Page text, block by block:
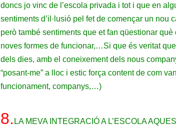
doncs jo vinc de l’escola privada i tot i que en
sentiments d’il·lusió pel fet de començar un
però també sentiments que et fan qüestionar
noves formes de funcionar,…Si que és veritat
dels dies, amb el coneixement dels nous
“posant-me” a lloc i estic força content de com
funcionament, companys,…)
8. LA MEVA INTEGRACIÓ A L’ESCOLA